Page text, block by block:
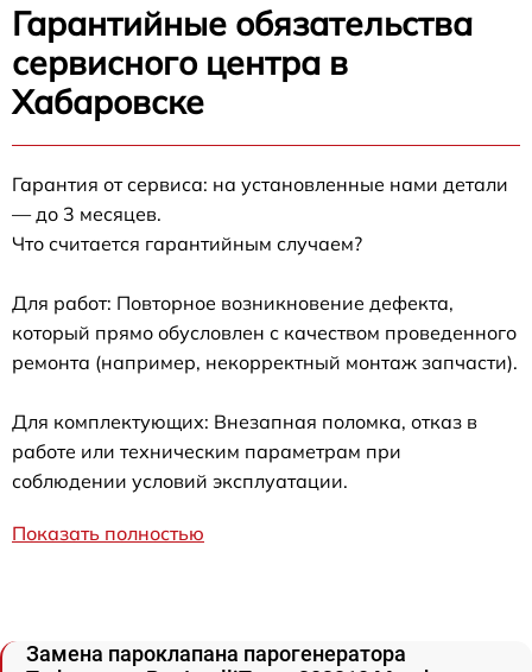
Гарантийные обязательства
сервисного центра в
Хабаровске
Гарантия от сервиса: на установленные нами детали
— до 3 месяцев.
Что считается гарантийным случаем?
Для работ: Повторное возникновение дефекта,
который прямо обусловлен с качеством проведенного
ремонта (например, некорректный монтаж запчасти).
Для комплектующих: Внезапная поломка, отказ в
работе или техническим параметрам при
соблюдении условий эксплуатации.
Показать полностью
Замена пароклапана парогенератора